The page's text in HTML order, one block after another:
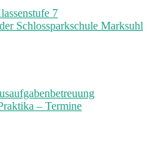
7
Schlossparkschule Marksuhl
– Termine